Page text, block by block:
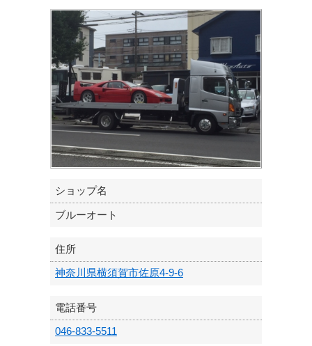
ショップ名
ブルーオート
住所
神奈川県横須賀市佐原4-9-6
電話番号
046-833-5511